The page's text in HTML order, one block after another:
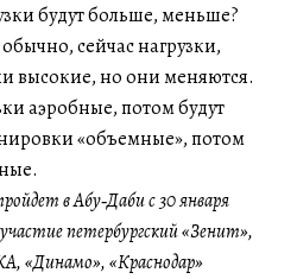
будут больше, меньше?
сейчас нагрузки,
высокие, но они меняются.
аэробные, потом будут
«объемные», потом
в Абу‑Даби с 30 января
петербургский «Зенит»,
«Динамо», «Краснодар»